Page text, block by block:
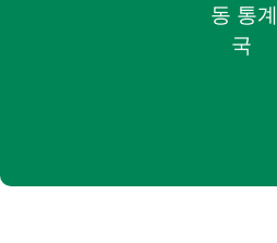
동 통계
국